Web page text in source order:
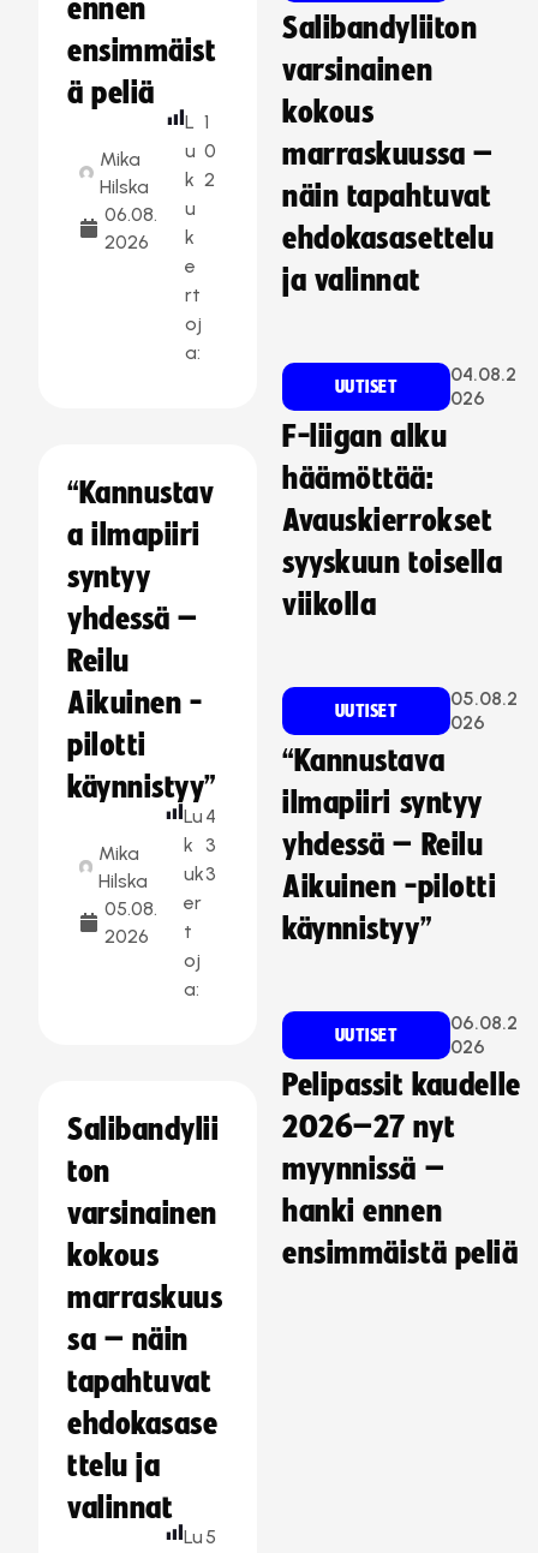
ennen
ensimmäist
ä peliä
Mika
Hilska
06.08.
2026
L
u
k
u
k
e
rt
oj
a:
1
0
2
“Kannustav
a ilmapiiri
syntyy
yhdessä –
Reilu
Aikuinen -
pilotti
käynnistyy”
Mika
Hilska
05.08.
2026
Lu
k
uk
er
t
oj
a:
4
3
3
Salibandylii
ton
varsinainen
kokous
marraskuus
sa – näin
tapahtuvat
ehdokasase
ttelu ja
valinnat
Lu 5
Salibandyliiton
varsinainen
kokous
marraskuussa –
näin tapahtuvat
ehdokasasettelu
ja valinnat
UUTISET
04.08.2
026
F-liigan alku
häämöttää:
Avauskierrokset
syyskuun toisella
viikolla
UUTISET
05.08.2
026
“Kannustava
ilmapiiri syntyy
yhdessä – Reilu
Aikuinen -pilotti
käynnistyy”
UUTISET
06.08.2
026
Pelipassit kaudelle
2026–27 nyt
myynnissä –
hanki ennen
ensimmäistä peliä